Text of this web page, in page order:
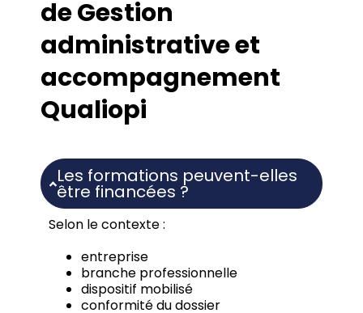
de Gestion
administrative et
accompagnement
Qualiopi
Les formations peuvent-elles
être financées ?
Selon le contexte :
entreprise
branche professionnelle
dispositif mobilisé
conformité du dossier